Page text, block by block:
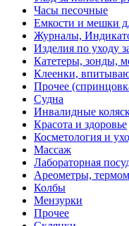
Часы песочные
Емкости и мешки
Журналы,
Изделия по уходу
Катетеры, зонды,
Клеенки,
Прочее
Судна
Инвалидные
Красота и здоровье
Косметология и
Массаж
Лабораторная
Ареометры,
Колбы
Мензурки
Прочее